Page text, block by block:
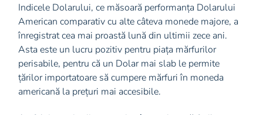
Indicele Dolarului, ce măsoară performanța Dolarului
American comparativ cu alte câteva monede majore, a
înregistrat cea mai proastă lună din ultimii zece ani.
Asta este un lucru pozitiv pentru piața mărfurilor
perisabile, pentru că un Dolar mai slab le permite
țărilor importatoare să cumpere mărfuri în moneda
americană la prețuri mai accesibile.